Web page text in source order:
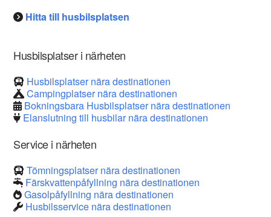
Hitta till husbilsplatsen
Husbilsplatser i närheten
Husbilsplatser nära destinationen
Campingplatser nära destinationen
Bokningsbara Husbilsplatser nära destinationen
Elanslutning till husbilar nära destinationen
Service i närheten
Tömningsplatser nära destinationen
Färskvattenpåfyllning nära destinationen
Gasolpåfyllning nära destinationen
Husbilsservice nära destinationen